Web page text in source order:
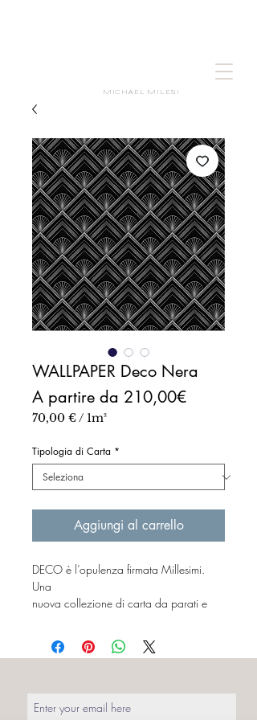
MICHAEL MILESI
WALLPAPER Deco Nera
A partire da 210,00€Prezzo
70,00 € / 1m²
ogni
1
Metro
quadrato
Tipologia di Carta *
Aggiungi al carrello
DECO è l’opulenza firmata Millesimi.
Una
nuova collezione di carta da parati e
forme semplici e lineari, in grado di
trasmettere un’elegante simmetria agli
da linee curve alternate a geometrie,